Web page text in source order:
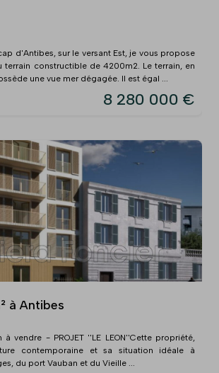
d'Antibes, sur le versant Est, je vous propose
terrain constructible de 4200m2. Le terrain, en
une vue mer dégagée. Il est égal ...
8 280 000 €
à Antibes
à vendre - PROJET ''LE LEON''Cette propriété,
contemporaine et sa situation idéale à
du port Vauban et du Vieille ...